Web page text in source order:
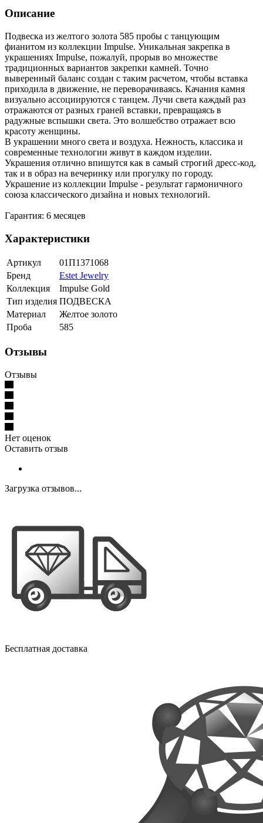
Описание
Подвеска из желтого золота 585 пробы с танцующим
фианитом из коллекции Impulse. Уникальная закрепка в
украшениях Impulse, пожалуй, прорыв во множестве
традиционных вариантов закрепки камней. Точно
выверенный баланс создан с таким расчетом, чтобы вставка
приходила в движение, не переворачиваясь. Качания камня
визуально ассоциируются с танцем. Лучи света каждый раз
отражаются от разных граней вставки, превращаясь в
радужные вспышки света. Это волшебство отражает всю
красоту женщины.
В украшении много света и воздуха. Нежность, классика и
современные технологии живут в каждом изделии.
Украшения отлично впишутся как в самый строгий дресс-код,
так и в образ на вечеринку или прогулку по городу.
Украшение из коллекции Impulse - результат гармоничного
союза классического дизайна и новых технологий.
Гарантия: 6 месяцев
Характеристики
Артикул
01П1371068
Бренд
Estet Jewelry
Коллекция
Impulse Gold
Тип изделия ПОДВЕСКА
Материал
Желтое золото
Проба
585
Отзывы
Отзывы
Нет оценок
Оставить отзыв
Загрузка отзывов...
Бесплатная доставка